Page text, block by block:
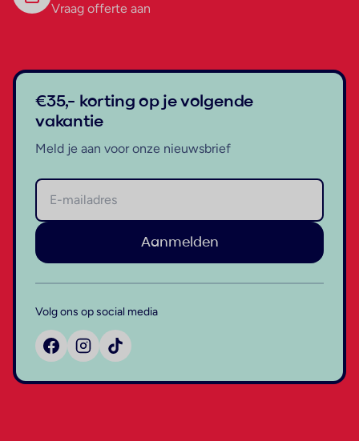
Vraag offerte aan
€35,- korting op je volgende
vakantie
Meld je aan voor onze nieuwsbrief
Aanmelden
Volg ons op social media